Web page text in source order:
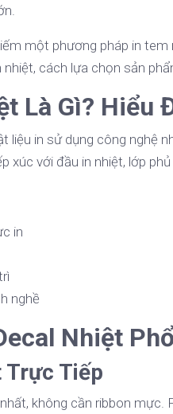
một phương pháp in tem
nhiệt, cách lựa chọn sản
Là Gì? Hiểu
liệu in sử dụng công nghệ
xúc với đầu in nhiệt, lớp
in
nghề
Nhiệt
Trực Tiếp
không cần ribbon